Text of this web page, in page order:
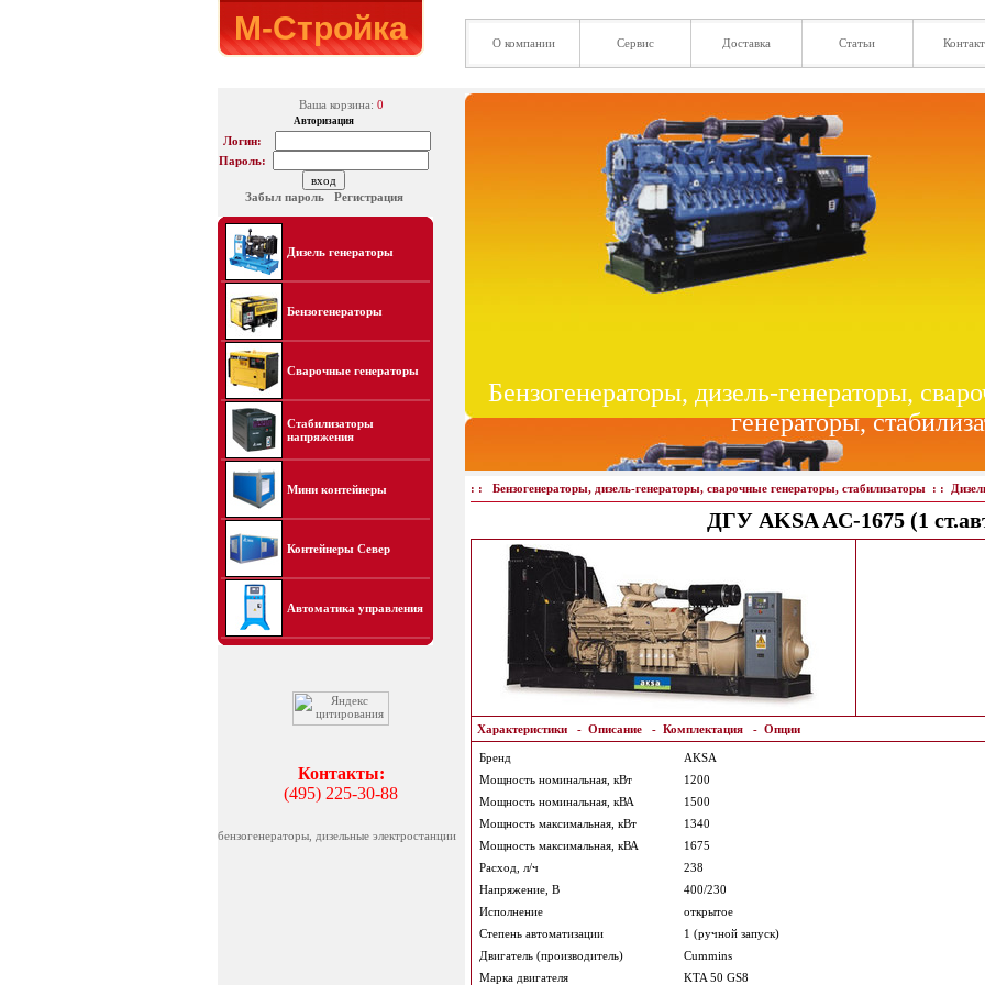
М-Стройка О компании Сервис Доставка Статьи
Ваша корзина: 0
Авторизация
Логин:
Пароль:
Забыл пароль Регистрация
Дизель генераторы
Бензогенераторы
Сварочные генераторы
Стабилизаторы
напряжения
Мини контейнеры
Контейнеры Север
Автоматика управления
Контакты:
(495) 225-30-88
бензогенераторы, дизельные электростанции
Бензогенераторы, дизель-генераторы,
генераторы,
: : Бензогенераторы, дизель-генераторы, сварочные генераторы, стабилизаторы: :
ДГУ AKSA AC-1675 (1
Характеристики- Описание- Комплектация- Опции
Бренд
AKSA
Мощность номинальная, кВт
1200
Мощность номинальная, кВА
1500
Мощность максимальная, кВт
1340
Мощность максимальная, кВА
1675
Расход, л/ч
238
Напряжение, В
400/230
Исполнение
открытое
Степень автоматизации
1 (ручной запуск)
Двигатель (производитель)
Cummins
Марка двигателя
KTA 50 GS8